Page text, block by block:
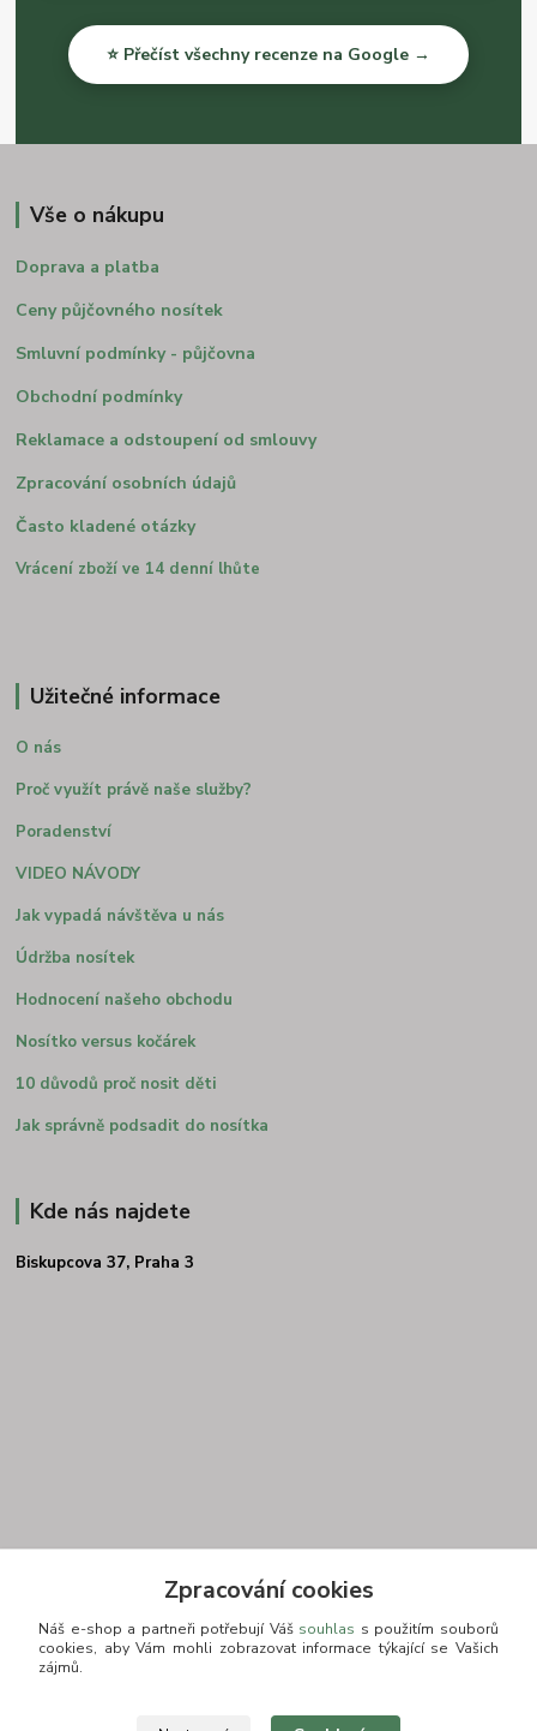
⭐ Přečíst všechny recenze na Google →
Vše o nákupu
Doprava a platba
Ceny půjčovného nosítek
Smluvní podmínky - půjčovna
Obchodní podmínky
Reklamace a odstoupení od smlouvy
Zpracování osobních údajů
Často kladené otázky
Vrácení zboží ve 14 denní lhůte
Užitečné informace
O nás
Proč využít právě naše služby?
Poradenství
VIDEO NÁVODY
Jak vypadá návštěva u nás
Údržba nosítek
Hodnocení našeho obchodu
Nosítko versus kočárek
10 důvodů proč nosit děti
Jak správně podsadit do nosítka
Kde nás najdete
Biskupcova 37, Praha 3
Kontakt
Zpracování cookies
Náš e-shop a partneři potřebují Váš souhlas s použitím souborů
cookies, aby Vám mohli zobrazovat informace týkající se Vašich
zájmů.